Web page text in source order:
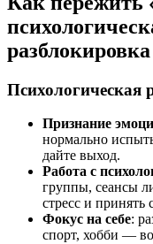
разблокировка
Психологическая
Признание
нормально
дайте выход.
Работа с
группы, сеансы
стресс и принять
Фокус на себе:
спорт, хобби —